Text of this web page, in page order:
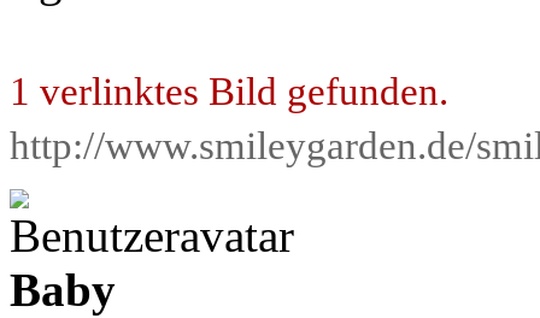
1 verlinktes Bild gefunden.
http://www.smileygarden.de/
Baby